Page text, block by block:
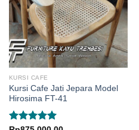
KURSI CAFE
Kursi Cafe Jati Jepara Model
Hirosima FT-41